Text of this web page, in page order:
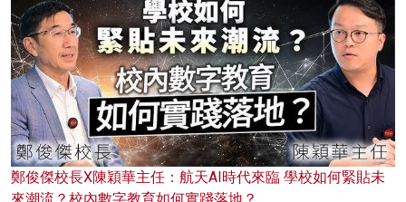
鄭俊傑校長X陳穎華主任：航天AI時代來臨 學校如何緊貼未